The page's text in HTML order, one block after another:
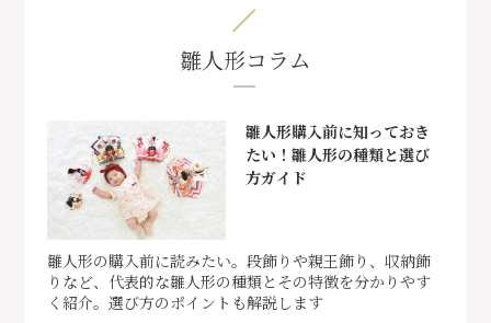
雛人形コラム
雛人形購入前に知っておき
たい！雛人形の種類と選び
方ガイド
雛人形の購入前に読みたい。段飾りや親王飾り、収納飾
りなど、代表的な雛人形の種類とその特徴を分かりやす
く紹介。選び方のポイントも解説します